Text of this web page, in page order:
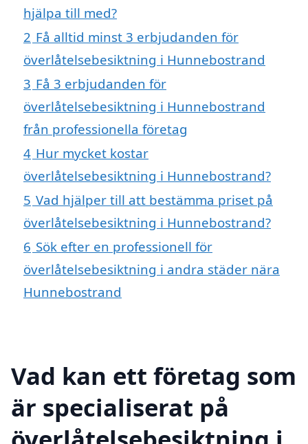
hjälpa till med?
2 Få alltid minst 3 erbjudanden för
överlåtelsebesiktning i Hunnebostrand
3 Få 3 erbjudanden för
överlåtelsebesiktning i Hunnebostrand
från professionella företag
4 Hur mycket kostar
överlåtelsebesiktning i Hunnebostrand?
5 Vad hjälper till att bestämma priset på
överlåtelsebesiktning i Hunnebostrand?
6 Sök efter en professionell för
överlåtelsebesiktning i andra städer nära
Hunnebostrand
Vad kan ett företag som
är specialiserat på